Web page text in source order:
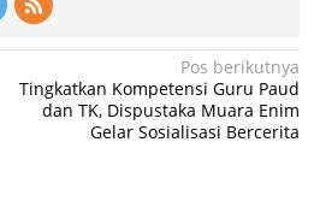
Pos berikutnya
Tingkatkan Kompetensi Guru Paud
dan TK, Dispustaka Muara Enim
Gelar Sosialisasi Bercerita